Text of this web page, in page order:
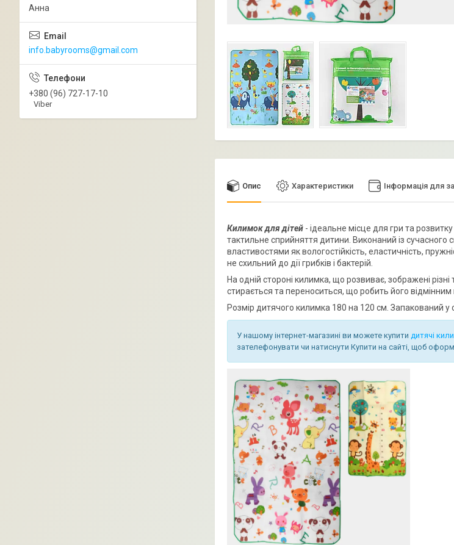
Опис Характеристики Інформація для
Килимок для дітей - ідеальне місце для гри та
тактильне сприйняття дитини. Виконаний із сучасного
властивостями як вологостійкість, еластичність,
не схильний до дії грибків і бактерій.
На одній стороні килимка, що розвиває, зображені різні
стирається та переноситься, що робить його
Розмір дитячого килимка 180 на 120 см. Запакований у
У нашому інтернет-магазині ви можете купити дитячі
зателефонувати чи натиснути Купити на сайті, щоб
Анна
info.babyrooms@gmail.com
+380 (96) 727-17-10
Viber